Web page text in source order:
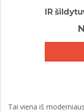
IR
Tai viena iš